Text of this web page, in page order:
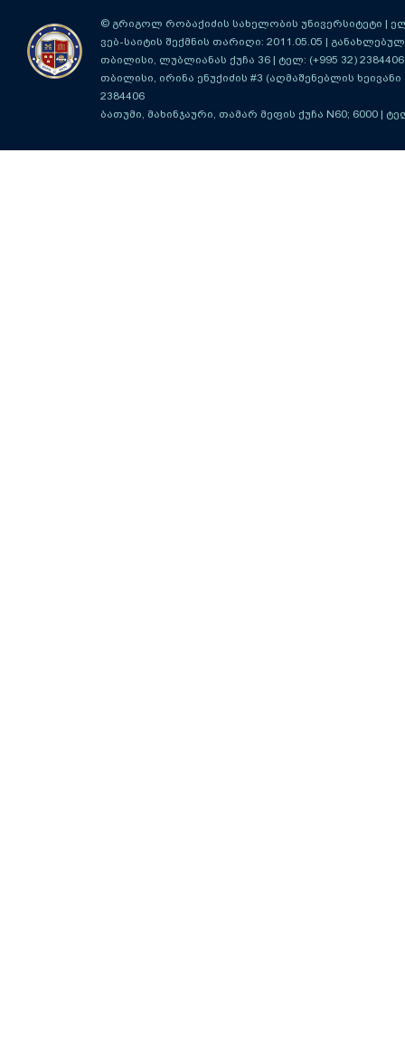
© გრიგოლ რობაქიძის სახელობის უნივერსიტეტი |
ვებ-საიტის შექმნის თარიღი: 2011.05.05 |
თბილისი, ლუბლიანას ქუჩა 36 | ტელ: (+995 32)
თბილისი, ირინა ენუქიძის #3 (აღმაშენებლის ხეივანი
2384406
ბათუმი, მახინჯაური, თამარ მეფის ქუჩა N60; 6000 |